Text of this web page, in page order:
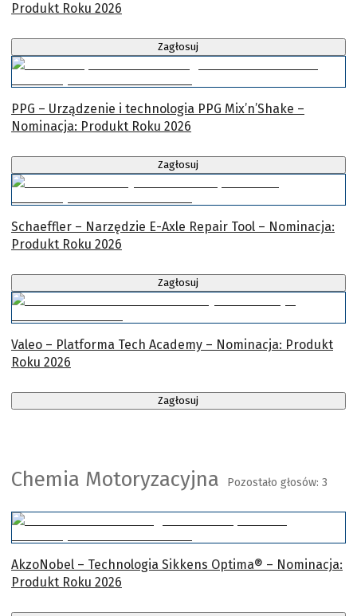
Produkt Roku 2026
Zagłosuj
PPG – Urządzenie i technologia PPG Mix’n’Shake –
Nominacja: Produkt Roku 2026
Zagłosuj
Schaeffler – Narzędzie E-Axle Repair Tool – Nominacja:
Produkt Roku 2026
Zagłosuj
Valeo – Platforma Tech Academy – Nominacja: Produkt
Roku 2026
Zagłosuj
Chemia Motoryzacyjna Pozostało głosów: 3
AkzoNobel – Technologia Sikkens Optima® – Nominacja:
Produkt Roku 2026